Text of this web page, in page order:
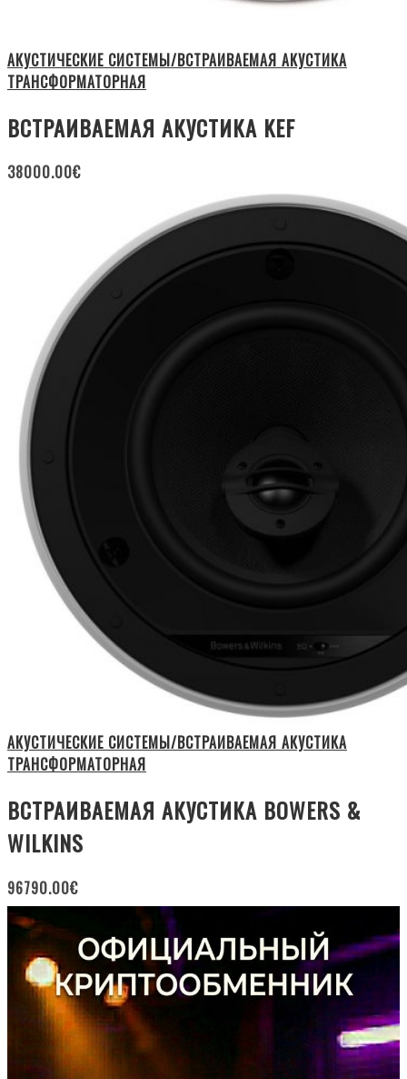
АКУСТИЧЕСКИЕ СИСТЕМЫ/ВСТРАИВАЕМАЯ АКУСТИКА
ТРАНСФОРМАТОРНАЯ
ВСТРАИВАЕМАЯ АКУСТИКА KEF
38000.00€
АКУСТИЧЕСКИЕ СИСТЕМЫ/ВСТРАИВАЕМАЯ АКУСТИКА
ТРАНСФОРМАТОРНАЯ
ВСТРАИВАЕМАЯ АКУСТИКА BOWERS &
WILKINS
96790.00€